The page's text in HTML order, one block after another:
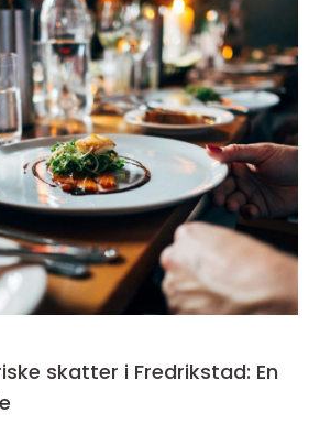
skatter i Fredrikstad: En